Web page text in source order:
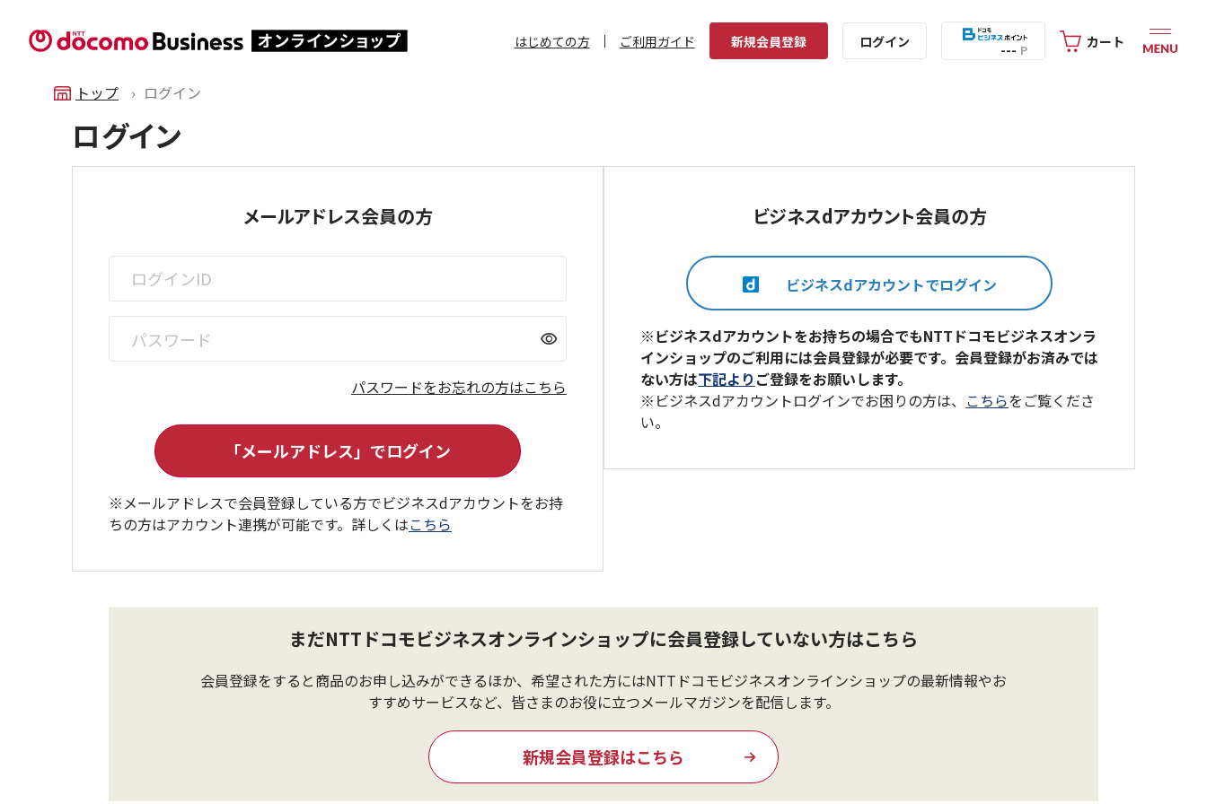
はじめての方 ご利用ガイド 新規会員登録 ログイン --- P カート
トップ ログイン
ログイン
メールアドレス会員の方
visibility
パスワードをお忘れの方はこちら
※メールアドレスで会員登録している方でビジネスdアカウントをお持
ちの方はアカウント連携が可能です。詳しくはこちら
ビジネスdアカウント会員の方
※ビジネスdアカウントをお持ちの場合でもNTTドコモビジネスオンラ
インショップのご利用には会員登録が必要です。会員登録がお済みでは
ない方は下記より ご登録をお願いします。
※ビジネスdアカウントログインでお困りの方は、 こちらをご覧くださ
い。
まだNTTドコモビジネスオンラインショップに会員登録していない方はこちら
会員登録をすると商品のお申し込みができるほか、希望された方にはNTTドコモビジネスオンラインショップの最新情報やお
すすめサービスなど、皆さまのお役に立つメールマガジンを配信します。
新規会員登録はこちら